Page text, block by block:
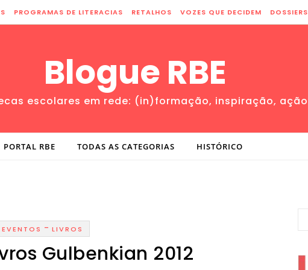
PROGRAMAS DE LITERACIAS RETALHOS VOZES QUE DECIDEM DOSSIERS
Blogue RBE
escolares em rede: (in)formação, inspiração, ação
PORTAL RBE TODAS AS CATEGORIAS HISTÓRICO
EVENTOS - LIVROS
Gulbenkian 2012